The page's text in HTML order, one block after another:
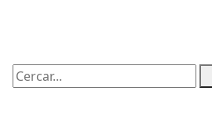
Cercar: